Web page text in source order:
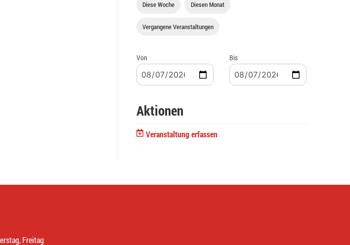
Diese Woche Diesen Monat
Vergangene Veranstaltungen
Von Bis
Aktionen
Veranstaltung erfassen
Freitag